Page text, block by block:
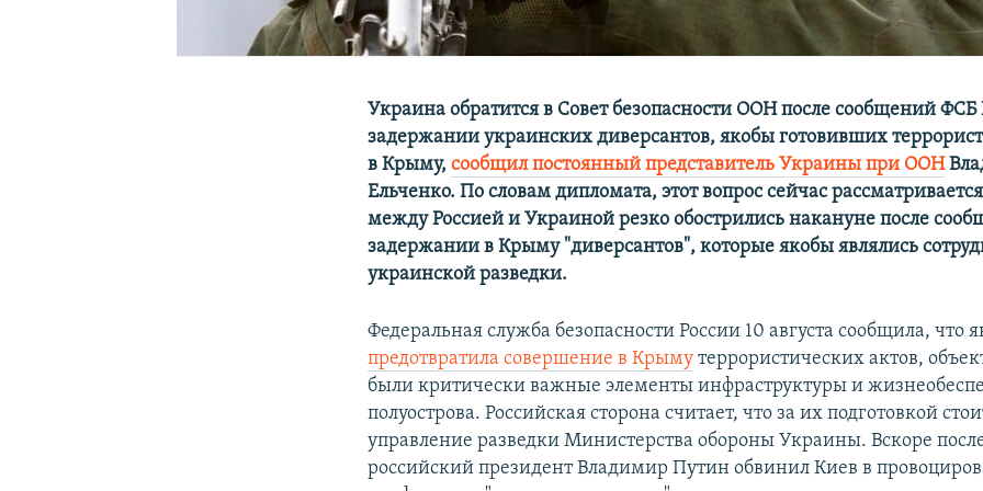
Украина обратится в Совет безопасности ООН после сообщений ФСБ
задержании украинских диверсантов, якобы готовивших
в Крыму,сообщил постоянный представитель Украины при ООН
Ельченко. По словам дипломата, этот вопрос сейчас
между Россией и Украиной резко обострились накануне после
задержании в Крыму "диверсантов", которые якобы являлись
украинской разведки.
Федеральная служба безопасности России 10 августа сообщила, что
предотвратила совершение в Крыму террористических актов,
были критически важные элементы инфраструктуры и
полуострова. Российская сторона считает, что за их подготовкой
управление разведки Министерства обороны Украины. Вскоре
российский президент Владимир Путин обвинил Киев в